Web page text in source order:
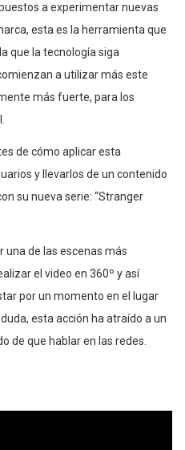
a experimentar nuevas
esta es la herramienta que
que la tecnología siga
a utilizar más este
más fuerte, para los
de cómo aplicar esta
y llevarlos de un contenido
su nueva serie: “Stranger
una de las escenas más
el video en 360º y así
por un momento en el lugar
esta acción ha atraído a un
de que hablar en las redes.